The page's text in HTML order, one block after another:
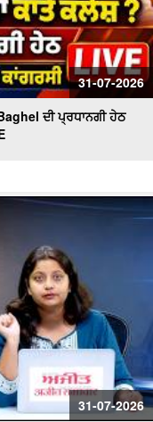
31-07-2026
ਦੀ ਪ੍ਰਧਾਨਗੀ ਹੇਠ
31-07-2026